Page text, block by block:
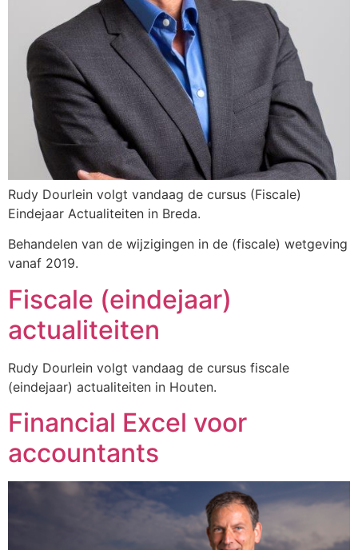
Rudy Dourlein volgt vandaag de cursus (Fiscale)
Eindejaar Actualiteiten in Breda.
Behandelen van de wijzigingen in de (fiscale) wetgeving
vanaf 2019.
Fiscale (eindejaar)
actualiteiten
Rudy Dourlein volgt vandaag de cursus fiscale
(eindejaar) actualiteiten in Houten.
Financial Excel voor
accountants